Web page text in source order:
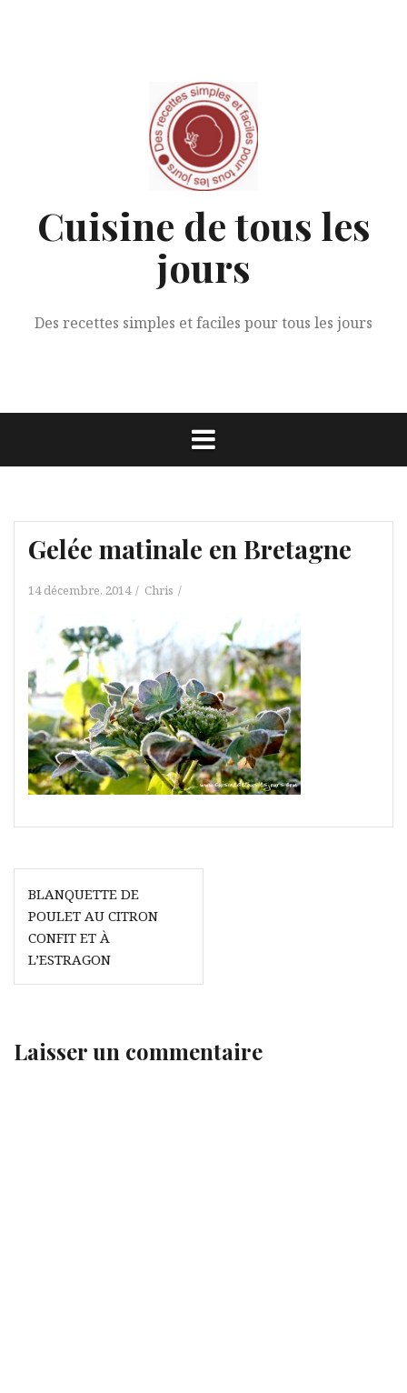
Cuisine de tous les
jours
Des recettes simples et faciles pour tous les jours
Gelée matinale en Bretagne
14 décembre, 2014 Chris
Navigation
de
l’article
BLANQUETTE DE
POULET AU CITRON
CONFIT ET À
L’ESTRAGON
Laisser un commentaire